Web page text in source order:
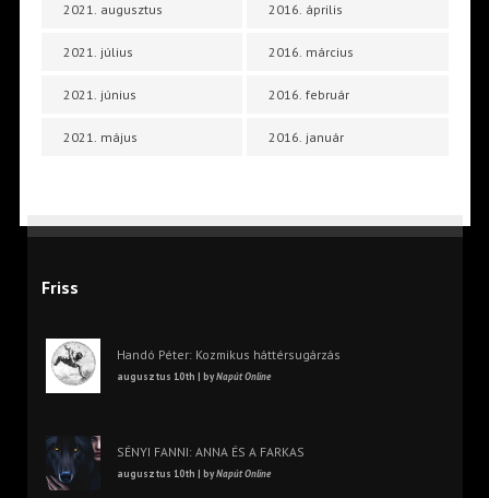
2021. augusztus
2021. július
2021. június
2021. május
2016. április
2016. március
2016. február
2016. január
Friss
Handó Péter: Kozmikus háttérsugárzás
augusztus 10th | byNapút Online
SÉNYI FANNI: ANNA ÉS A FARKAS
augusztus 10th | byNapút Online